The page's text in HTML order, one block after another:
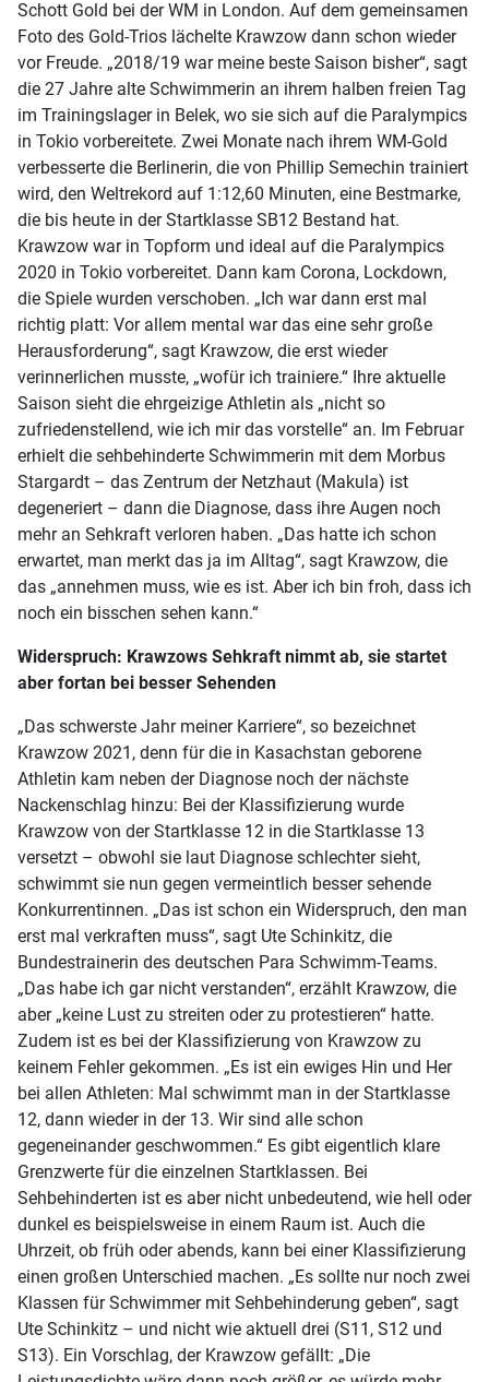
Schott Gold bei der WM in London. Auf dem gemeinsamen
Foto des Gold-Trios lächelte Krawzow dann schon wieder
vor Freude. „2018/19 war meine beste Saison bisher“, sagt
die 27 Jahre alte Schwimmerin an ihrem halben freien Tag
im Trainingslager in Belek, wo sie sich auf die Paralympics
in Tokio vorbereitete. Zwei Monate nach ihrem WM-Gold
verbesserte die Berlinerin, die von Phillip Semechin trainiert
wird, den Weltrekord auf 1:12,60 Minuten, eine Bestmarke,
die bis heute in der Startklasse SB12 Bestand hat.
Krawzow war in Topform und ideal auf die Paralympics
2020 in Tokio vorbereitet. Dann kam Corona, Lockdown,
die Spiele wurden verschoben. „Ich war dann erst mal
richtig platt: Vor allem mental war das eine sehr große
Herausforderung“, sagt Krawzow, die erst wieder
verinnerlichen musste, „wofür ich trainiere.“ Ihre aktuelle
Saison sieht die ehrgeizige Athletin als „nicht so
zufriedenstellend, wie ich mir das vorstelle“ an. Im Februar
erhielt die sehbehinderte Schwimmerin mit dem Morbus
Stargardt – das Zentrum der Netzhaut (Makula) ist
degeneriert – dann die Diagnose, dass ihre Augen noch
mehr an Sehkraft verloren haben. „Das hatte ich schon
erwartet, man merkt das ja im Alltag“, sagt Krawzow, die
das „annehmen muss, wie es ist. Aber ich bin froh, dass ich
noch ein bisschen sehen kann.“
Widerspruch: Krawzows Sehkraft nimmt ab, sie startet
aber fortan bei besser Sehenden
„Das schwerste Jahr meiner Karriere“, so bezeichnet
Krawzow 2021, denn für die in Kasachstan geborene
Athletin kam neben der Diagnose noch der nächste
Nackenschlag hinzu: Bei der Klassifizierung wurde
Krawzow von der Startklasse 12 in die Startklasse 13
versetzt – obwohl sie laut Diagnose schlechter sieht,
schwimmt sie nun gegen vermeintlich besser sehende
Konkurrentinnen. „Das ist schon ein Widerspruch, den man
erst mal verkraften muss“, sagt Ute Schinkitz, die
Bundestrainerin des deutschen Para Schwimm-Teams.
„Das habe ich gar nicht verstanden“, erzählt Krawzow, die
aber „keine Lust zu streiten oder zu protestieren“ hatte.
Zudem ist es bei der Klassifizierung von Krawzow zu
keinem Fehler gekommen. „Es ist ein ewiges Hin und Her
bei allen Athleten: Mal schwimmt man in der Startklasse
12, dann wieder in der 13. Wir sind alle schon
gegeneinander geschwommen.“ Es gibt eigentlich klare
Grenzwerte für die einzelnen Startklassen. Bei
Sehbehinderten ist es aber nicht unbedeutend, wie hell oder
dunkel es beispielsweise in einem Raum ist. Auch die
Uhrzeit, ob früh oder abends, kann bei einer Klassifizierung
einen großen Unterschied machen. „Es sollte nur noch zwei
Klassen für Schwimmer mit Sehbehinderung geben“, sagt
Ute Schinkitz – und nicht wie aktuell drei (S11, S12 und
S13). Ein Vorschlag, der Krawzow gefällt: „Die